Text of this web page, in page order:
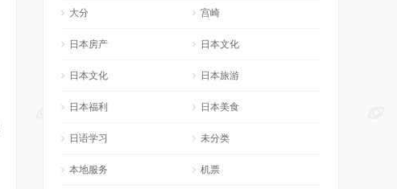
大分 宫崎
日本房产 日本文化
日本文化 日本旅游
日本福利 日本美食
日语学习 未分类
本地服务 机票